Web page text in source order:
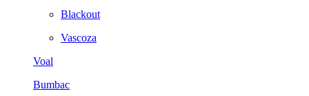
Blackout
Vascoza
Voal
Bumbac